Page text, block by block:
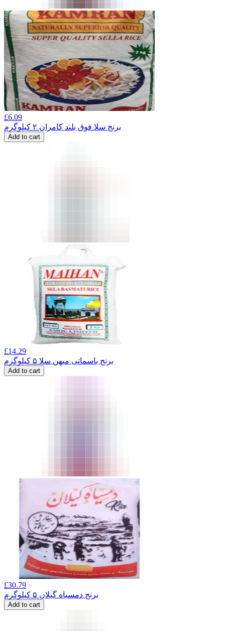
£6.09
برنج سلا فوق بلند کامران ۲ کیلوگرم
Add to cart
£14.29
برنج باسماتی میهن سلا ۵ کیلوگرم
Add to cart
£30.79
برنج دمسیاه گیلان ۵ کیلوگرم
Add to cart